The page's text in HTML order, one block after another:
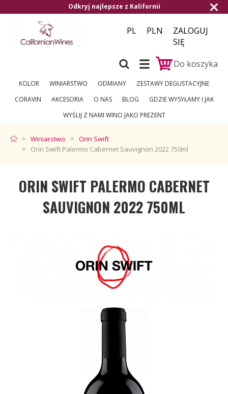
Odkryj najlepsze z Kalifornii Darmowa
PL PLN
ZALOGUJ
SIĘ
Do koszyka
KOLOR WINIARSTWO ODMIANY
ZESTAWY DEGUSTACYJNE
CORAVIN
AKCESORIA O NAS BLOG
GDZIE WYSYŁAMY I JAK
WYŚLIJ Z NAMI WINO JAKO PREZENT
Winiarstwo
Orin Swift
Orin Swift Palermo Cabernet Sauvignon 2022 750ml
ORIN SWIFT PALERMO CABERNET
SAUVIGNON 2022 750ML